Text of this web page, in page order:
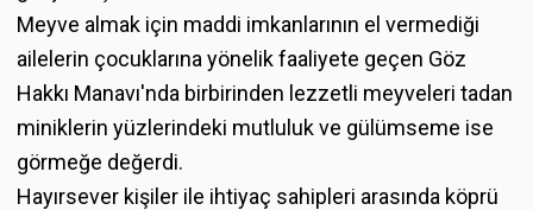
Meyve almak için maddi imkanlarının el vermediği
ailelerin çocuklarına yönelik faaliyete geçen Göz
Hakkı Manavı'nda birbirinden lezzetli meyveleri tadan
miniklerin yüzlerindeki mutluluk ve gülümseme ise
görmeğe değerdi.
Hayırsever kişiler ile ihtiyaç sahipleri arasında köprü